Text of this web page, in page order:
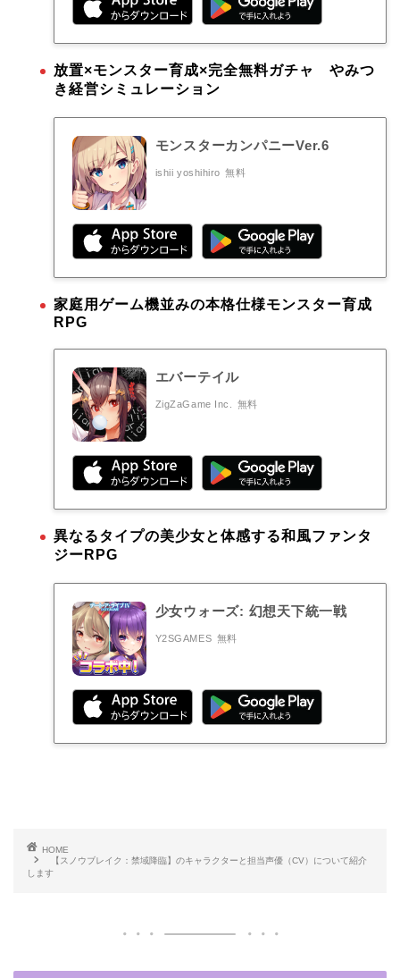
放置×モンスター育成×完全無料ガチャ やみつ
き経営シミュレーション
モンスターカンパニーVer.6
ishii yoshihiro 無料
家庭用ゲーム機並みの本格仕様モンスター育成
RPG
エバーテイル
ZigZaGame Inc. 無料
異なるタイプの美少女と体感する和風ファンタ
ジーRPG
少女ウォーズ: 幻想天下統一戦
Y2SGAMES 無料
HOME
【スノウブレイク：禁域降臨】のキャラクターと担当声優（CV）について紹介
します